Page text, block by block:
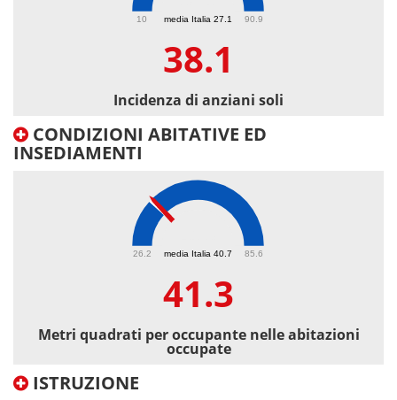
media Italia 27.1
10 90.9
38.1
Incidenza di anziani soli
CONDIZIONI ABITATIVE ED
INSEDIAMENTI
media Italia 40.7
26.2 85.6
41.3
Metri quadrati per occupante nelle abitazioni
occupate
ISTRUZIONE